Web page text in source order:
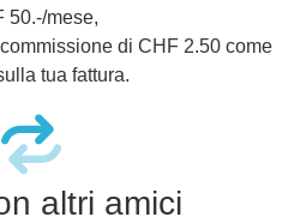
50.-/mese,
di CHF 2.50 come
tua fattura.
altri amici